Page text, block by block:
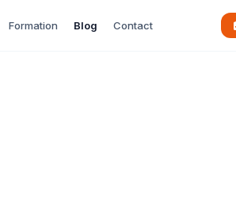
Formation Blog Contact